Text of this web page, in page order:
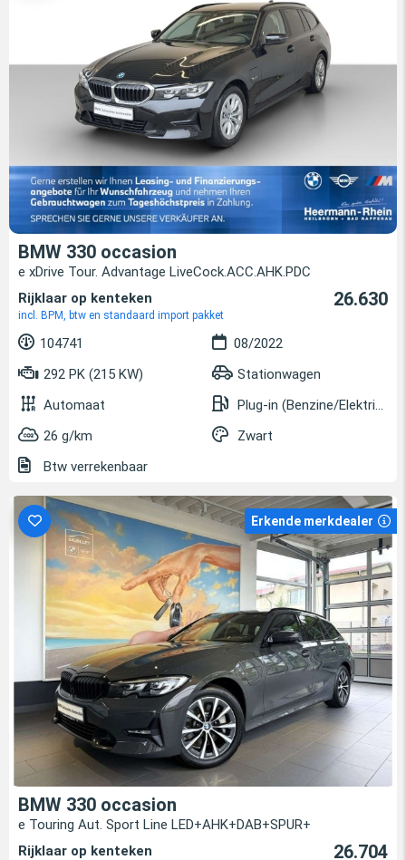
BMW 330 occasion
e xDrive Tour. Advantage LiveCock.ACC.AHK.PDC
Rijklaar op kenteken
incl. BPM, btw en standaard import pakket
26.630
104741
08/2022
292 PK (215 KW)
Stationwagen
Automaat
Plug-in (Benzine/Elektrisch)
26 g/km
Zwart
Btw verrekenbaar
Erkende merkdealer
BMW 330 occasion
e Touring Aut. Sport Line LED+AHK+DAB+SPUR+
Rijklaar op kenteken
26.704